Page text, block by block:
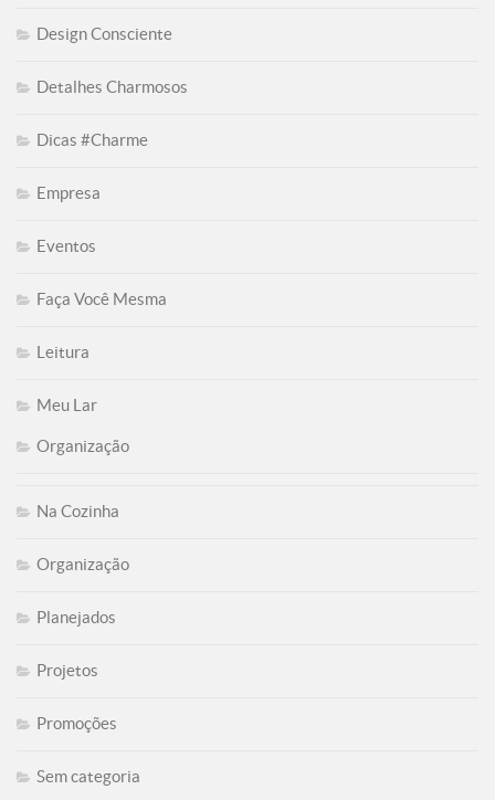
Design Consciente
Detalhes Charmosos
Dicas #Charme
Empresa
Eventos
Faça Você Mesma
Leitura
Meu Lar
Organização
Na Cozinha
Organização
Planejados
Projetos
Promoções
Sem categoria